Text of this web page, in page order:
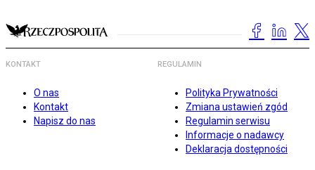
KONTAKT
O nas
Kontakt
Napisz do nas
REGULAMIN
Polityka Prywatności
Zmiana ustawień zgód
Regulamin serwisu
Informacje o nadawcy
Deklaracja dostępności